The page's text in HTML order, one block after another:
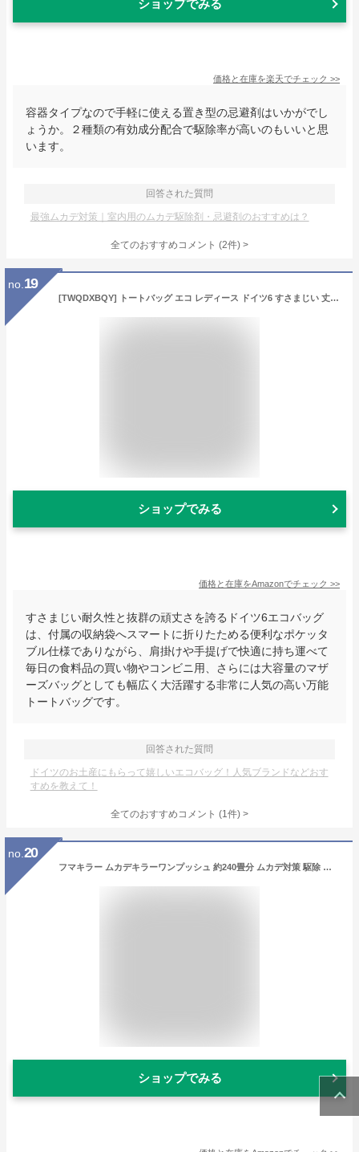
ショップでみる
価格と在庫を楽天でチェック >>
容器タイプなので手軽に使える置き型の忌避剤はいかがでし
ょうか。２種類の有効成分配合で駆除率が高いのもいいと思
います。
回答された質問
最強ムカデ対策｜室内用のムカデ駆除剤・忌避剤のおすすめは？
全てのおすすめコメント (2件) >
no. 19
[TWQDXBQY] トートバッグ エコ レディース ドイツ6 すさまじい 丈夫 ポケッタブル 買い物袋 肩掛け 手提げバッグ コンビニ用 人気 グッズ 収納袋 マザーズトート バッグ かばん [並行輸入品]
ショップでみる
価格と在庫をAmazonでチェック >>
すさまじい耐久性と抜群の頑丈さを誇るドイツ6エコバッグ
は、付属の収納袋へスマートに折りたためる便利なポケッタ
ブル仕様でありながら、肩掛けや手提げで快適に持ち運べて
毎日の食料品の買い物やコンビニ用、さらには大容量のマザ
ーズバッグとしても幅広く大活躍する非常に人気の高い万能
トートバッグです。
回答された質問
ドイツのお土産にもらって嬉しいエコバッグ！人気ブランドなどおす
すめを教えて！
全てのおすすめコメント (1件) >
no. 20
フマキラー ムカデキラーワンプッシュ 約240畳分 ムカデ対策 駆除 スプレー ゲジゲジ 侵入防止 殺虫剤 2か月住みつき防止 屋内用 部屋
ショップでみる